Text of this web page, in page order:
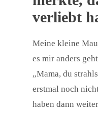
verliebt
Meine kleine
es mir anders
„Mama, du
erstmal noch
haben dann